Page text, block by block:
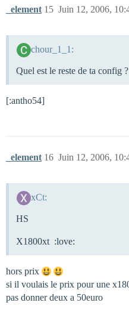
_element Juin 12, 2006,
15
chour_1_1:
Quel est le reste de ta config ?
[:antho54]
_element Juin 12, 2006,
16
xCt:
HS
X1800xt :love:
hors prix
si il voulais le prix pour une
pas donner deux a 50euro